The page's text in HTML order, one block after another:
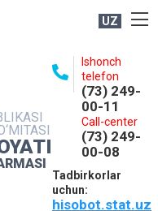
UZ
Ishonch
telefon
(73) 249-
00-11
Call-center
(73) 249-
00-08
Tadbirkorlar
uchun:
hisobot.stat.uz